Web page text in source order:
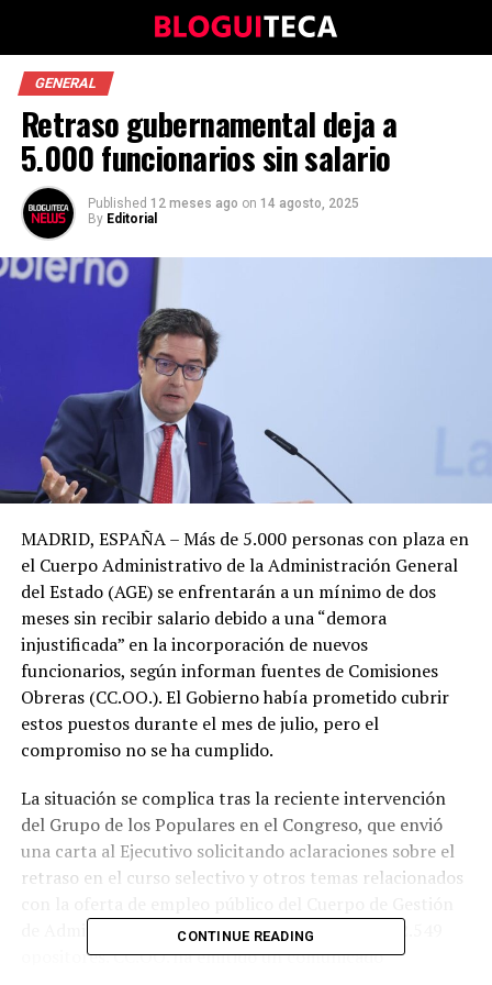
GENERAL
Retraso gubernamental deja a
5.000 funcionarios sin salario
Published 12 meses ago on 14 agosto, 2025
By Editorial
MADRID, ESPAÑA – Más de 5.000 personas con plaza en
el Cuerpo Administrativo de la Administración General
del Estado (AGE) se enfrentarán a un mínimo de dos
meses sin recibir salario debido a una “demora
injustificada” en la incorporación de nuevos
funcionarios, según informan fuentes de Comisiones
Obreras (CC.OO.). El Gobierno había prometido cubrir
estos puestos durante el mes de julio, pero el
compromiso no se ha cumplido.
La situación se complica tras la reciente intervención
del Grupo de los Populares en el Congreso, que envió
una carta al Ejecutivo solicitando aclaraciones sobre el
retraso en el curso selectivo y otros temas relacionados
de Administración Civil del Estado, afectando a 2.549
opositores. CC.OO. ha emitido un comunicado
CONTINUE READING